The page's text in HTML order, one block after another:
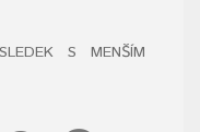
S MENŠÍM